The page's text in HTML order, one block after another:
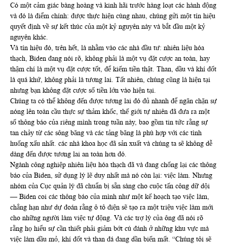
Có một cảm giác bàng hoàng và kinh hãi trước hàng loạt các hành động
và đó là điểm chính: được thực hiện cùng nhau, chúng gửi một tín hiệu
quyết định về sự kết thúc của một kỷ nguyên này và bắt đầu một kỷ
nguyên khác.
Và tín hiệu đó, trên hết, là nhằm vào các nhà đầu tư: nhiên liệu hóa
thạch, Biden đang nói rõ, không phải là một vụ đặt cược an toàn, hay
thậm chí là một vụ đặt cược tốt, để kiếm tiền thật. Than, dầu và khí đốt
là quá khứ, không phải là tương lai. Tất nhiên, chúng cũng là hiện tại
nhưng bạn không đặt cược số tiền lớn vào hiện tại.
Chúng ta có thể không đến được tương lai đó đủ nhanh để ngăn chặn sự
nóng lên toàn cầu thực sự thảm khốc, thế giới tự nhiên đã đưa ra một
số thông báo của riêng mình trong tuần này, bao gồm tin tức rằng sự
tan chảy từ các sông băng và các tảng băng là phù hợp với các tình
huống xấu nhất. các nhà khoa học đã sản xuất và chúng ta sẽ không dễ
dàng đến được tương lai an toàn hơn đó.
Ngành công nghiệp nhiên liệu hóa thạch đã và đang chống lại các thông
báo của Biden, sử dụng lý lẽ duy nhất mà nó còn lại: việc làm. Nhưng
nhóm của Cục quản lý đã chuẩn bị sẵn sàng cho cuộc tấn công dữ dội
— Biden coi các thông báo của mình như một kế hoạch tạo việc làm,
chẳng hạn như dự đoán rằng ô tô điện sẽ tạo ra một triệu việc làm mới
cho những người làm việc tự động. Và các trợ lý của ông đã nói rõ
rằng họ hiểu sự cần thiết phải giảm bớt cú đánh ở những khu vực mà
việc làm dầu mỏ, khí đốt và than đá đang dần biến mất. “Chúng tôi sẽ